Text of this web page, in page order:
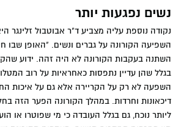
נשים נפגעות יותר
נקודה נוספת עליה מצביע ד"ר אבוטבול זלינגר
השפיעה הקורונה על גברים ונשים. "האופן שבו
השתנה בעקבות הקורונה לא היה זהה. ידוע
בגלל שהן עדיין נתפסות כאחראיות על רוב
השפעה לא רק על הקריירה אלא גם על איכות
דיכאונות וחרדות. במהלך הקורונה הפער הזה
ליותר נוכח, גם בגלל העובדה כי מי שפוטרו או